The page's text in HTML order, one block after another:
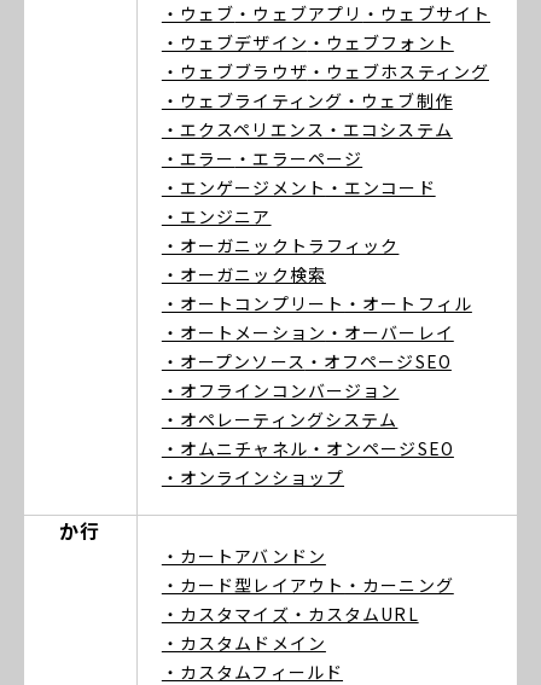
・ウェブ ・ウェブアプリ ・ウェブサイト
・ウェブデザイン ・ウェブフォント
・ウェブブラウザ ・ウェブホスティング
・ウェブライティング ・ウェブ制作
・エクスペリエンス ・エコシステム
・エラー ・エラーページ
・エンゲージメント ・エンコード
・エンジニア
・オーガニックトラフィック
・オーガニック検索
・オートコンプリート ・オートフィル
・オートメーション ・オーバーレイ
・オープンソース ・オフページSEO
・オフラインコンバージョン
・オペレーティングシステム
・オムニチャネル ・オンページSEO
・オンラインショップ
か行
・カートアバンドン
・カード型レイアウト ・カーニング
・カスタマイズ ・カスタムURL
・カスタムドメイン
・カスタムフィールド